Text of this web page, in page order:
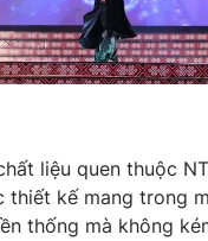
liệu quen thuộc
thiết kế mang trong
thống mà không